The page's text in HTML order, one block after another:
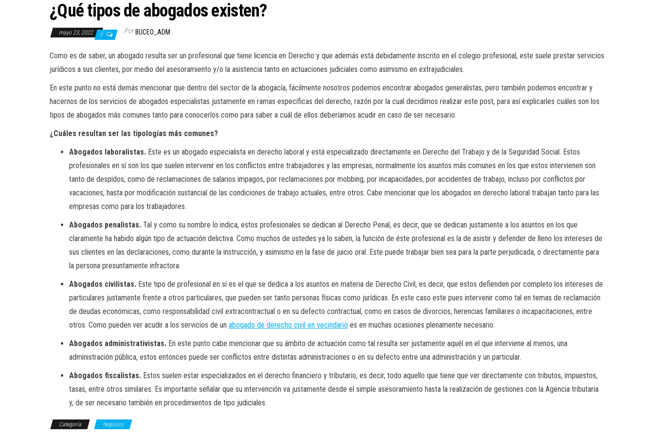
¿Qué tipos de abogados existen?
mayo 23, 2022 0 Por BUCEO_ADM
Como es de saber, un abogado resulta ser un profesional que tiene licencia en Derecho y que además está debidamente inscrito en el colegio profesional, este suele prestar servicios
jurídicos a sus clientes, por medio del asesoramiento y/o la asistencia tanto en actuaciones judiciales como asimismo en extrajudiciales.
En este punto no está demás mencionar que dentro del sector de la abogacía, fácilmente nosotros podemos encontrar abogados generalistas, pero también podemos encontrar y
hacernos de los servicios de abogados especialistas justamente en ramas específicas del derecho, razón por la cual decidimos realizar este post, para así explicarles cuáles son los
tipos de abogados más comunes tanto para conocerlos como para saber a cuál de ellos deberíamos acudir en caso de ser necesario.
¿Cuáles resultan ser las tipologías más comunes?
Abogados laboralistas. Este es un abogado especialista en derecho laboral y está especializado directamente en Derecho del Trabajo y de la Seguridad Social. Estos
profesionales en sí son los que suelen intervenir en los conflictos entre trabajadores y las empresas, normalmente los asuntos más comunes en los que estos intervienen son
tanto de despidos, como de reclamaciones de salarios impagos, por reclamaciones por mobbing, por incapacidades, por accidentes de trabajo, incluso por conflictos por
vacaciones, hasta por modificación sustancial de las condiciones de trabajo actuales, entre otros. Cabe mencionar que los abogados en derecho laboral trabajan tanto para las
empresas como para los trabajadores.
Abogados penalistas. Tal y como su nombre lo indica, estos profesionales se dedican al Derecho Penal, es decir, que se dedican justamente a los asuntos en los que
claramente ha habido algún tipo de actuación delictiva. Como muchos de ustedes ya lo saben, la función de éste profesional es la de asistir y defender de lleno los intereses de
sus clientes en las declaraciones, como durante la instrucción, y asimismo en la fase de juicio oral. Este puede trabajar bien sea para la parte perjudicada, o directamente para
la persona presuntamente infractora.
Abogados civilistas. Este tipo de profesional en sí es el que se dedica a los asuntos en materia de Derecho Civil, es decir, que estos defienden por completo los intereses de
particulares justamente frente a otros particulares, que pueden ser tanto personas físicas como jurídicas. En este caso este pues intervenir como tal en temas de reclamación
de deudas económicas, como responsabilidad civil extracontractual o en su defecto contractual, como en casos de divorcios, herencias familiares o incapacitaciones, entre
otros. Como pueden ver acudir a los servicios de un abogado de derecho civil en vecindario es en muchas ocasiones plenamente necesario.
Abogados administrativistas. En este punto cabe mencionar que su ámbito de actuación como tal resulta ser justamente aquél en el que interviene al menos, una
administración pública, estos entonces puede ser conflictos entre distintas administraciones o en su defecto entre una administración y un particular.
Abogados fiscalistas. Estos suelen estar especializados en el derecho financiero y tributario, es decir, todo aquello que tiene que ver directamente con tributos, impuestos,
tasas, entre otros similares. Es importante señalar que su intervención va justamente desde el simple asesoramiento hasta la realización de gestiones con la Agencia tributaria
y, de ser necesario también en procedimientos de tipo judiciales.
Categoría Negocios